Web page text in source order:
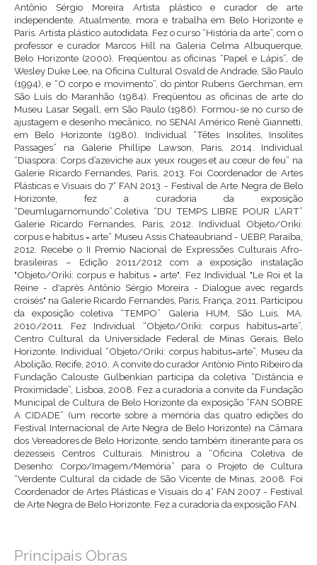
Antônio Sérgio Moreira Artista plástico e curador de arte
independente. Atualmente, mora e trabalha em Belo Horizonte e
Paris. Artista plástico autodidata. Fez o curso “História da arte”, com o
professor e curador Marcos Hill na Galeria Celma Albuquerque,
Belo Horizonte (2000). Freqüentou as oficinas “Papel e Lápis”, de
Wesley Duke Lee, na Oficina Cultural Osvald de Andrade, São Paulo
(1994), e “O corpo e movimento”, do pintor Rubens Gerchman, em
São Luís do Maranhão (1984). Freqüentou as oficinas de arte do
Museu Lasar Segall, em São Paulo (1986). Formou-se no curso de
ajustagem e desenho mecânico, no SENAI Américo Renê Giannetti,
em Belo Horizonte (1980). Individual “Têtes Insolites, Insolites
Passages” na Galerie Phillipe Lawson, Paris, 2014. Individual
“Diaspora: Corps d’azeviche aux yeux rouges et au cœur de feu” na
Galerie Ricardo Fernandes, Paris, 2013. Foi Coordenador de Artes
Plásticas e Visuais do 7° FAN 2013 - Festival de Arte Negra de Belo
Horizonte, fez a curadoria da exposição
“Deumlugarnomundo”.Coletiva “DU TEMPS LIBRE POUR L’ART”
Galerie Ricardo Fernandes, Paris, 2012. Individual Objeto/Oriki:
corpus e habitus = arte” Museu Assis Chateaubriand - UEBP, Paraíba,
2012. Recebe o II Premio Nacional de Expressões Culturais Afro-
brasileiras – Edição 2011/2012 com a exposição instalação
"Objeto/Oriki: corpus e habitus = arte". Fez Individual "Le Roi et la
Reine - d'après Antônio Sérgio Moreira - Dialogue avec regards
croisés" na Galerie Ricardo Fernandes, Paris, França, 2011. Participou
da exposição coletiva “TEMPO” Galeria HUM, São Luis, MA.
2010/2011. Fez Individual “Objeto/Oriki: corpus habitus=arte”,
Centro Cultural da Universidade Federal de Minas Gerais, Belo
Horizonte. Individual “Objeto/Oriki: corpus habitus=arte”, Museu da
Abolição, Recife, 2010. A convite do curador Antònio Pinto Ribeiro da
Fundação Calouste Gulbenkian participa da coletiva “Distância e
Proximidade”, Lisboa, 2008. Fez a curadoria a convite da Fundação
Municipal de Cultura de Belo Horizonte da exposição “FAN SOBRE
A CIDADE” (um recorte sobre a memória das quatro edições do
Festival Internacional de Arte Negra de Belo Horizonte) na Câmara
dos Vereadores de Belo Horizonte, sendo também itinerante para os
dezesseis Centros Culturais. Ministrou a “Oficina Coletiva de
Desenho: Corpo/Imagem/Memória” para o Projeto de Cultura
“Verdente Cultural da cidade de São Vicente de Minas, 2008. Foi
Coordenador de Artes Plásticas e Visuais do 4° FAN 2007 - Festival
de Arte Negra de Belo Horizonte. Fez a curadoria da exposição FAN.
Principais Obras